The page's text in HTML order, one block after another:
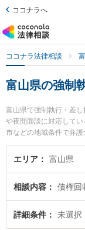
ココナラへ
ココナラ法律相談
富山県の強制
富山県で強制執行・差
や夜間面談に対応して
市などの地域条件で弁
債権回収代行、債権の
す。特に脇法律事務所
ブルを今すぐに弁護士
の実績豊富な近くの弁
さえを法律相談できる
エリア 富山県
相談内容 債権回
詳細条件 未選択